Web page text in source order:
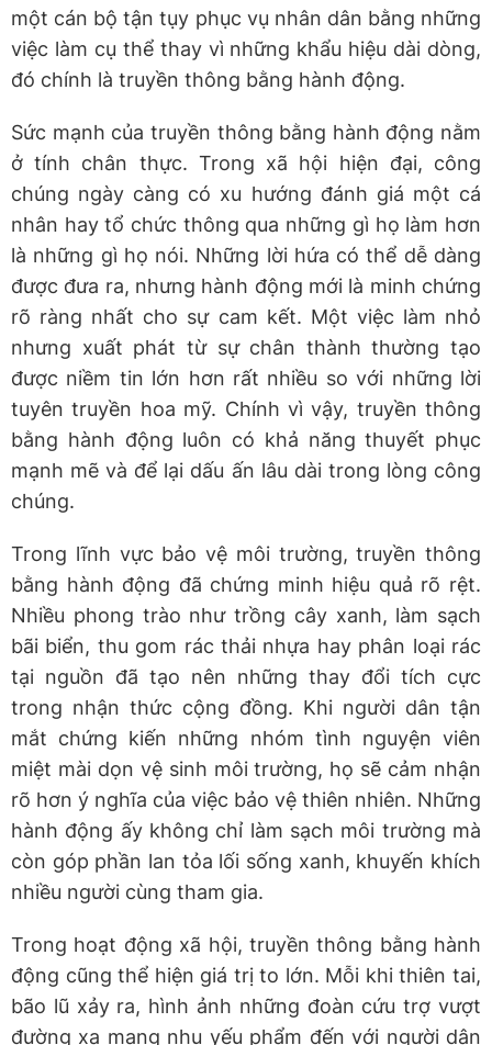
một cán bộ tận tụy phục vụ nhân dân bằng những
việc làm cụ thể thay vì những khẩu hiệu dài dòng,
đó chính là truyền thông bằng hành động.
Sức mạnh của truyền thông bằng hành động nằm
ở tính chân thực. Trong xã hội hiện đại, công
chúng ngày càng có xu hướng đánh giá một cá
nhân hay tổ chức thông qua những gì họ làm hơn
là những gì họ nói. Những lời hứa có thể dễ dàng
được đưa ra, nhưng hành động mới là minh chứng
rõ ràng nhất cho sự cam kết. Một việc làm nhỏ
nhưng xuất phát từ sự chân thành thường tạo
được niềm tin lớn hơn rất nhiều so với những lời
tuyên truyền hoa mỹ. Chính vì vậy, truyền thông
bằng hành động luôn có khả năng thuyết phục
mạnh mẽ và để lại dấu ấn lâu dài trong lòng công
chúng.
Trong lĩnh vực bảo vệ môi trường, truyền thông
bằng hành động đã chứng minh hiệu quả rõ rệt.
Nhiều phong trào như trồng cây xanh, làm sạch
bãi biển, thu gom rác thải nhựa hay phân loại rác
tại nguồn đã tạo nên những thay đổi tích cực
trong nhận thức cộng đồng. Khi người dân tận
mắt chứng kiến những nhóm tình nguyện viên
miệt mài dọn vệ sinh môi trường, họ sẽ cảm nhận
rõ hơn ý nghĩa của việc bảo vệ thiên nhiên. Những
hành động ấy không chỉ làm sạch môi trường mà
còn góp phần lan tỏa lối sống xanh, khuyến khích
nhiều người cùng tham gia.
Trong hoạt động xã hội, truyền thông bằng hành
động cũng thể hiện giá trị to lớn. Mỗi khi thiên tai,
bão lũ xảy ra, hình ảnh những đoàn cứu trợ vượt
đường xa mang nhu yếu phẩm đến với người dân